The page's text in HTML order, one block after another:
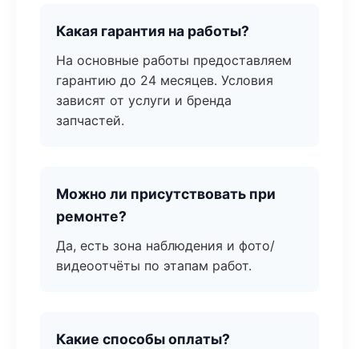
Какая гарантия на работы?
На основные работы предоставляем
гарантию до 24 месяцев. Условия
зависят от услуги и бренда
запчастей.
Можно ли присутствовать при
ремонте?
Да, есть зона наблюдения и фото/
видеоотчёты по этапам работ.
Какие способы оплаты?